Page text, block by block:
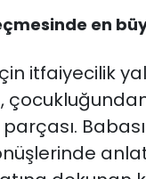
en
itfaiyecilik